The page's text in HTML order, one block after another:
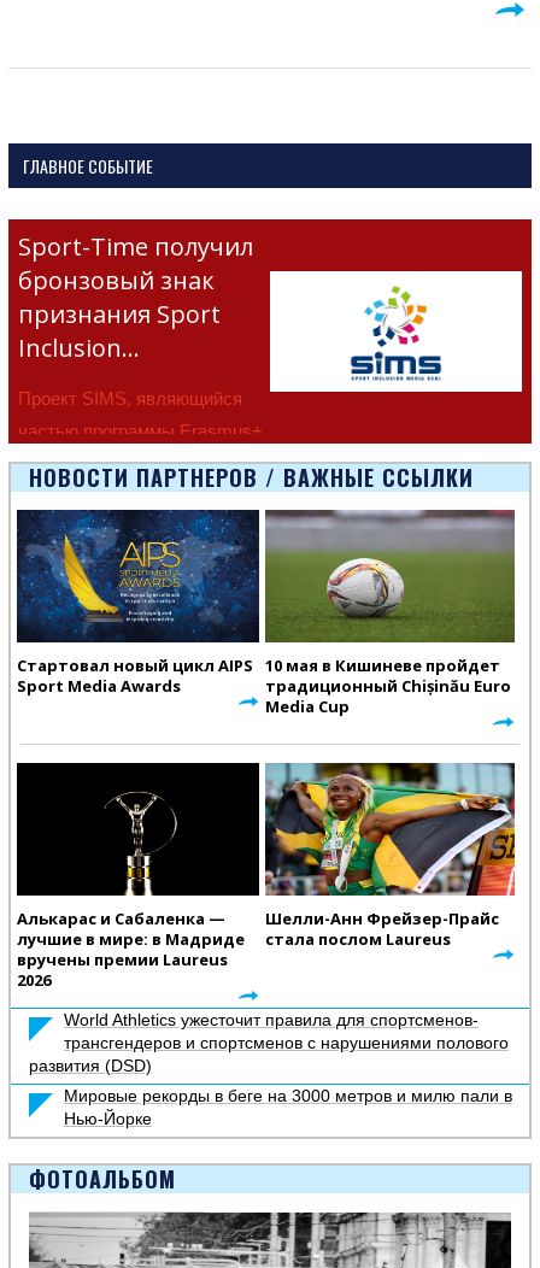
ГЛАВНОЕ СОБЫТИЕ
Sport-Time получил
бронзовый знак
признания Sport
Inclusion…
Проект SIMS, являющийся
частью программы Erasmus+
Европейско
НОВОСТИ ПАРТНЕРОВ / ВАЖНЫЕ ССЫЛКИ
Стартовал новый цикл AIPS
Sport Media Awards
10 мая в Кишиневе пройдет
традиционный Chișinău Euro
Media Cup
Алькарас и Сабаленка —
лучшие в мире: в Мадриде
вручены премии Laureus
2026
Шелли-Анн Фрейзер-Прайс
стала послом Laureus
World Athletics ужесточит правила для спортсменов-
трансгендеров и спортсменов с нарушениями полового
развития (DSD)
Мировые рекорды в беге на 3000 метров и милю пали в
Нью-Йорке
ФОТОАЛЬБОМ